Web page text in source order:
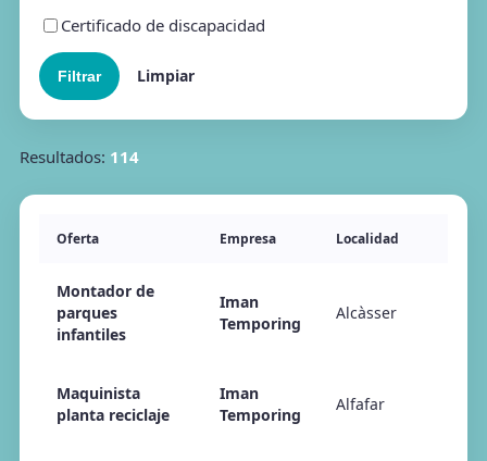
Certificado de discapacidad
Limpiar
Resultados: 114
Oferta Empresa Localidad
Montador de
parques
infantiles
Iman
Temporing
Alcàsser
Maquinista
planta reciclaje
Iman
Temporing
Alfafar